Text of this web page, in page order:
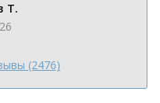
Т.
(2476)